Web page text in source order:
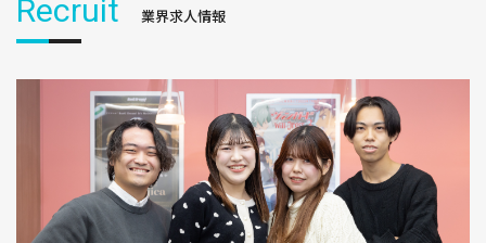
Recruit 業界求人情報